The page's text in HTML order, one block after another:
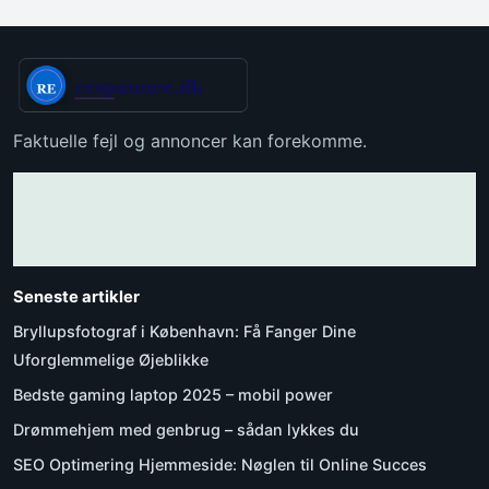
Faktuelle fejl og annoncer kan forekomme.
Seneste artikler
Bryllupsfotograf i København: Få Fanger Dine
Uforglemmelige Øjeblikke
Bedste gaming laptop 2025 – mobil power
Drømmehjem med genbrug – sådan lykkes du
SEO Optimering Hjemmeside: Nøglen til Online Succes